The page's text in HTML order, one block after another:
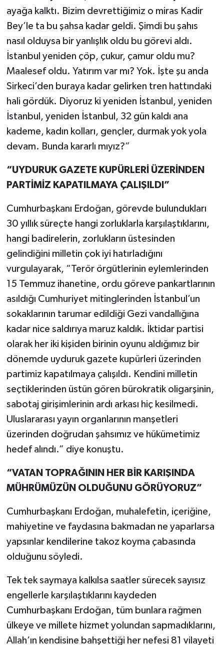
ayağa kalktı. Bizim devrettiğimiz o miras Kadir
Bey’le ta bu şahsa kadar geldi. Şimdi bu şahıs
nasıl olduysa bir yanlışlık oldu bu görevi aldı.
İstanbul yeniden çöp, çukur, çamur oldu mu?
Maalesef oldu. Yatırım var mı? Yok. İşte şu anda
Sirkeci’den buraya kadar gelirken tren hattındaki
hali gördük. Diyoruz ki yeniden İstanbul, yeniden
İstanbul, yeniden İstanbul, 32 gün kaldı ana
kademe, kadın kolları, gençler, durmak yok yola
devam. Bunda kararlı mıyız?”
“UYDURUK GAZETE KUPÜRLERİ ÜZERİNDEN
PARTİMİZ KAPATILMAYA ÇALIŞILDI”
Cumhurbaşkanı Erdoğan, görevde bulundukları
30 yıllık süreçte hangi zorluklarla karşılaştıklarını,
hangi badirelerin, zorlukların üstesinden
gelindiğini milletin çok iyi hatırladığını
vurgulayarak, “Terör örgütlerinin eylemlerinden
15 Temmuz ihanetine, ordu göreve pankartlarının
asıldığı Cumhuriyet mitinglerinden İstanbul’un
sokaklarının tarumar edildiği Gezi vandallığına
kadar nice saldırıya maruz kaldık. İktidar partisi
olarak her iki kişiden birinin oyunu aldığımız bir
dönemde uyduruk gazete kupürleri üzerinden
partimiz kapatılmaya çalışıldı. Kendini milletin
seçtiklerinden üstün gören bürokratik oligarşinin,
sabotaj girişimlerinin ardı arkası hiç kesilmedi.
Uluslararası yayın organlarının manşetleri
üzerinden doğrudan şahsımız ve hükümetimiz
hedef alındı.” diye konuştu.
“VATAN TOPRAĞININ HER BİR KARIŞINDA
MÜHRÜMÜZÜN OLDUĞUNU GÖRÜYORUZ”
Cumhurbaşkanı Erdoğan, muhalefetin, içeriğine,
mahiyetine ve faydasına bakmadan ne yaparlarsa
yapsınlar kendilerine takoz koyma çabasında
olduğunu söyledi.
Tek tek saymaya kalkılsa saatler sürecek sayısız
engellerle karşılaştıklarını kaydeden
Cumhurbaşkanı Erdoğan, tüm bunlara rağmen
ülkeye ve millete hizmet yolundan sapmadıklarını,
Allah’ın kendisine bahşettiği her nefesi 81 vilayeti